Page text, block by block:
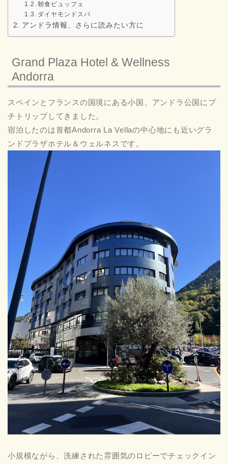
朝食ビュッフェ
ダイヤモンドスパ
アンドラ情報、さらに読みたい方に
Grand Plaza Hotel & Wellness
Andorra
スペインとフランスの国境にある小国、アンドラ公国にプ
チトリップしてきました。
宿泊したのは首都Andorra La Vellaの中心地にも近いグラ
ンドプラザホテル＆ウェルネスです。
小規模ながら、洗練された雰囲気のロビーでチェックイン